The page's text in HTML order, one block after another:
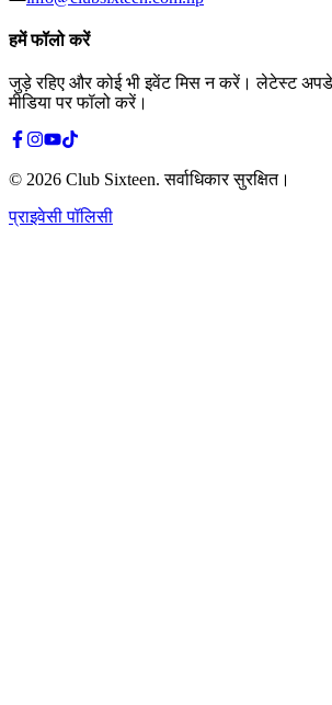
हमें फॉलो करें
जुड़े रहिए और कोई भी इवेंट मिस न करें। लेटेस्ट
मीडिया पर फॉलो करें।
© 2026 Club Sixteen.सर्वाधिकार सुरक्षित।
प्राइवेसी पॉलिसी